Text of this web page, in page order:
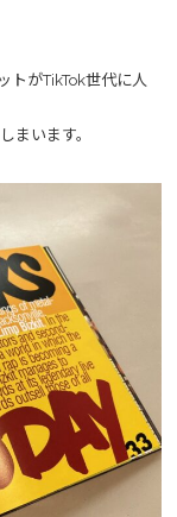
トがTikTok世代に人
まいます。